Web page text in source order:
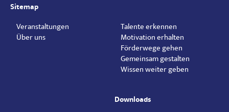
Sitemap
Veranstaltungen
Über uns
Talente erkennen
Motivation erhalten
Förderwege gehen
Gemeinsam gestalten
Wissen weiter geben
Downloads